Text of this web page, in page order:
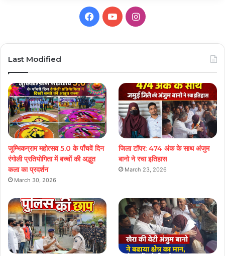
Facebook
YouTubeInstagram
Last Modified
जूम्भिकग्राम महोत्सव 5.0 के पाँचवें दिन
रंगोली प्रतियोगिता में बच्चों की अद्भुत
कला का प्रदर्शन
March 30, 2026
जिला टॉपर: 474 अंक के साथ अंजुम
बानो ने रचा इतिहास
March 23, 2026